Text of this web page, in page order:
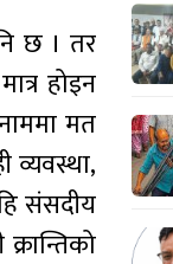
छ । तर
होइन
मत
संसदीय